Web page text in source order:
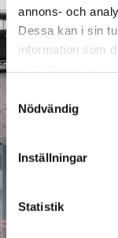
annons- och
Dessa kan i sin
information som
Nödvändig
Inställningar
Statistik